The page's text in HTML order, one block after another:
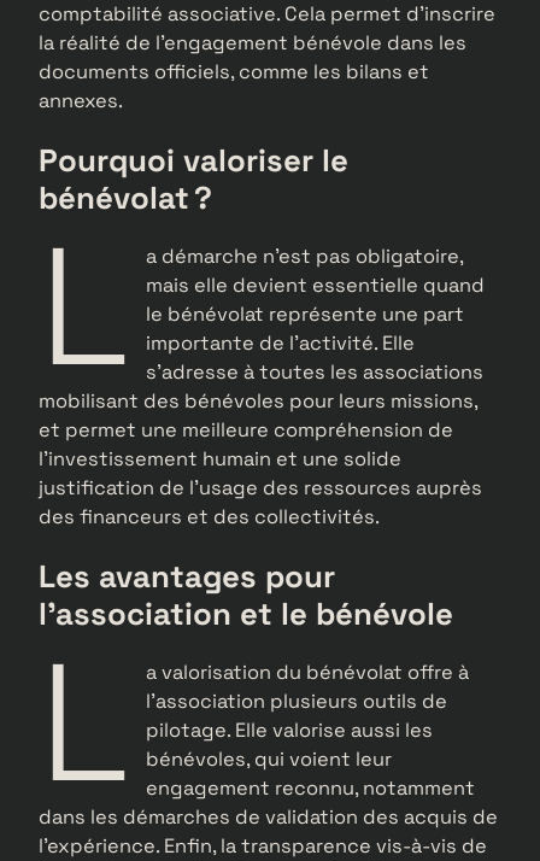
comptabilité associative. Cela permet d’inscrire
la réalité de l’engagement bénévole dans les
documents officiels, comme les bilans et
annexes.
Pourquoi valoriser le
bénévolat ?
L
a démarche n’est pas obligatoire,
mais elle devient essentielle quand
le bénévolat représente une part
importante de l’activité. Elle
s’adresse à toutes les associations
mobilisant des bénévoles pour leurs missions,
et permet une meilleure compréhension de
l’investissement humain et une solide
justification de l’usage des ressources auprès
des financeurs et des collectivités.
Les avantages pour
l’association et le bénévole
L
a valorisation du bénévolat offre à
l’association plusieurs outils de
pilotage. Elle valorise aussi les
bénévoles, qui voient leur
engagement reconnu, notamment
dans les démarches de validation des acquis de
l’expérience. Enfin, la transparence vis-à-vis de